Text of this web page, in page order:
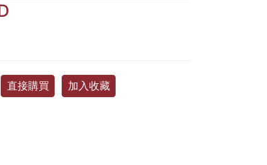
直接購買 加入收藏